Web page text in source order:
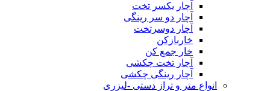
آچار یکسر تخت
آچار دو سر رینگی
آچار دوسرتخت
خاربازکن
خار جمع کن
آچار تخت چکشی
آچار رینگی چکشی
انواع متر و تراز دستی -لیزری